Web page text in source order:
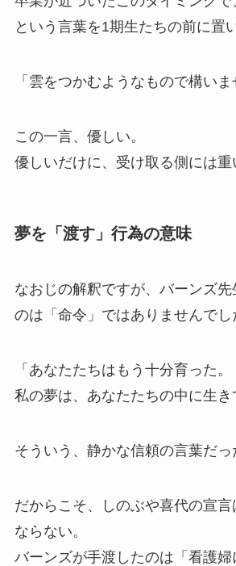
という言葉を1期生たちの前に置
「雲をつかむようなもので構いま
この一言、優しい。
優しいだけに、受け取る側には重
夢を「渡す」行為の意味
なおじの解釈ですが、バーンズ
のは「命令」ではありませんでし
「あなたたちはもう十分育った。
私の夢は、あなたたちの中に生き
そういう、静かな信頼の言葉だっ
だからこそ、しのぶや喜代の宣
ならない。
バーンズが手渡したのは「看護婦